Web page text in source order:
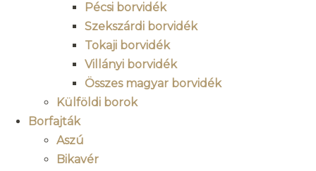
Pécsi borvidék
Szekszárdi borvidék
Tokaji borvidék
Villányi borvidék
Összes magyar borvidék
Külföldi borok
Borfajták
Aszú
Bikavér